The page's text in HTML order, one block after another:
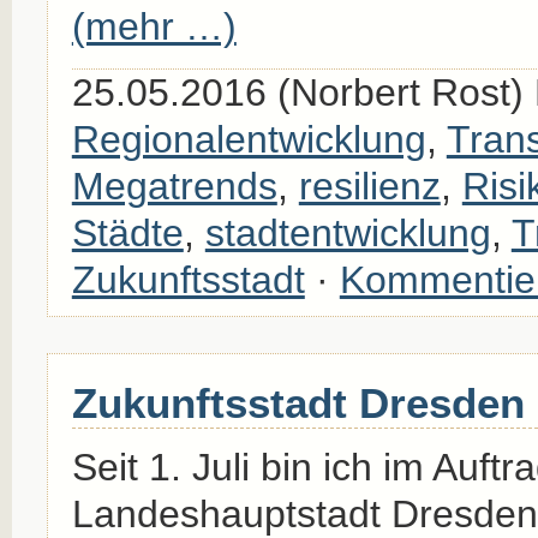
(mehr …)
25.05.2016 (Norbert
Regionalentwicklung,
Megatrends, resilienz,
Städte, stadtentwicklung,
Zukunftsstadt·
Zukunftsstadt Dresden
Seit 1. Juli bin ich im
Landeshauptstadt